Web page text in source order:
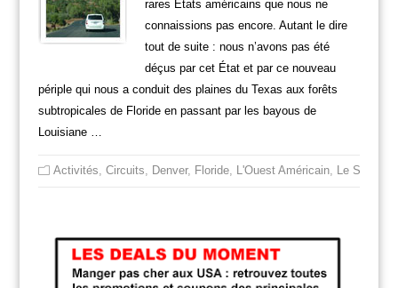
rares États américains que nous ne
connaissions pas encore. Autant le dire
tout de suite : nous n’avons pas été
déçus par cet État et par ce nouveau
périple qui nous a conduit des plaines du Texas aux forêts
subtropicales de Floride en passant par les bayous de
Louisiane …
Activités Circuits Denver, Floride, L'Ouest Américain, Le Sud